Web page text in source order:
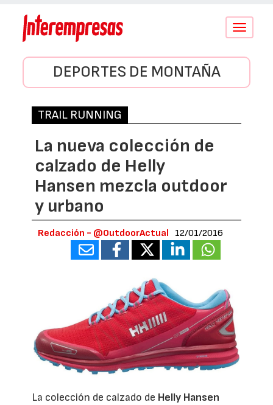
Conmutar
DEPORTES DE MONTAÑA
TRAIL RUNNING
La nueva colección de
calzado de Helly
Hansen mezcla outdoor
y urbano
Redacción - @OutdoorActual 12/01/2016
La colección de calzado de Helly Hansen